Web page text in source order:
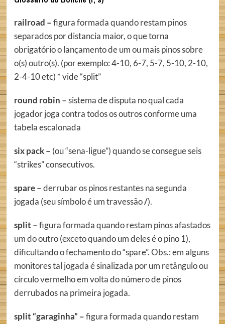
railroad –figura formada quando restam pinos
separados por distancia maior, o que torna
obrigatório o lançamento de um ou mais pinos sobre
o(s) outro(s). (por exemplo: 4-10, 6-7, 5-7, 5-10, 2-10,
2-4-10 etc) * vide “split”
round robin –sistema de disputa no qual cada
jogador joga contra todos os outros conforme uma
tabela escalonada
six pack – (ou “sena-ligue”) quando se consegue seis
“strikes” consecutivos.
spare –derrubar os pinos restantes na segunda
jogada (seu símbolo é um travessão/).
split –figura formada quando restam pinos afastados
um do outro (exceto quando um deles é o pino 1),
dificultando o fechamento do “spare”. Obs.: em alguns
monitores tal jogada é sinalizada por um retângulo ou
círculo vermelho em volta do número de pinos
derrubados na primeira jogada.
split “garaginha” –figura formada quando restam